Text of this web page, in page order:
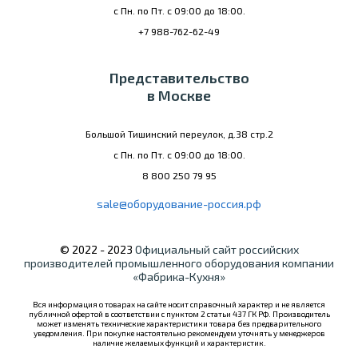
с Пн. по Пт. с 09:00 до 18:00.
+7 988-762-62-49
Представительство
в Москве
Большой Тишинский переулок, д.38 стр.2
с Пн. по Пт. с 09:00 до 18:00.
8 800 250 79 95
sale@оборудование-россия.рф
© 2022 - 2023 Официальный сайт российских
производителей промышленного оборудования компании
«Фабрика-Кухня»
Вся информация о товарах на сайте носит справочный характер и не является
публичной офертой в соответствии с пунктом 2 статьи 437 ГК РФ. Производитель
может изменять технические характеристики товара без предварительного
уведомления. При покупке настоятельно рекомендуем уточнять у менеджеров
наличие желаемых функций и характеристик.